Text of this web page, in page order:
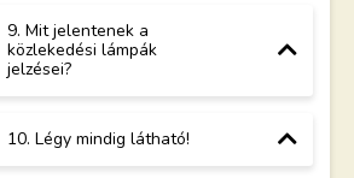
9. Mit jelentenek a
közlekedési lámpák
jelzései?
10. Légy mindig látható!